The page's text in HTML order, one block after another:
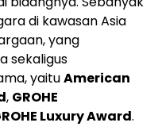
di kawasan Asia
yang
sekaligus
yaituAmerican
, GROHE
Luxury Award.